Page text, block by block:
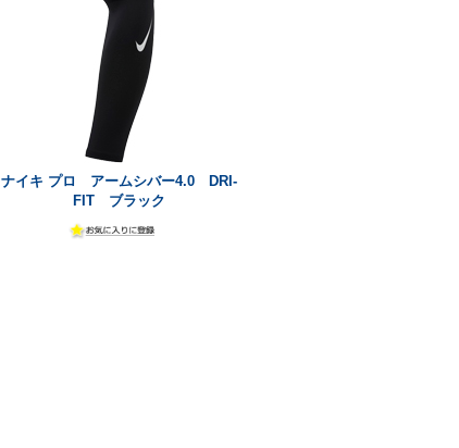
ナイキ プロ アームシバー4.0 DRI-
FIT ブラック